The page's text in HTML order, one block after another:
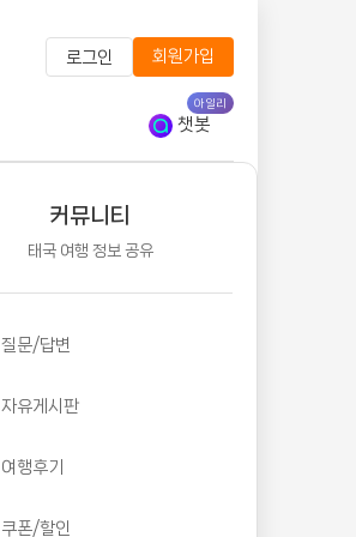
로그인 회원가입
챗봇
아일리
커뮤니티
태국 여행 정보 공유
질문/답변
자유게시판
여행후기
쿠폰/할인